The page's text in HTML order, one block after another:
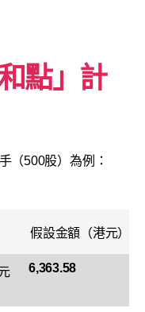
點」計
（500股）為例：
假設金額（港元）
6,363.58